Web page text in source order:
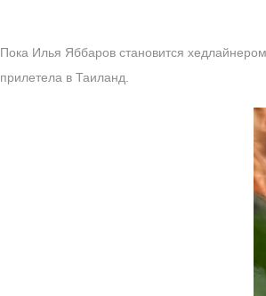
Пока Илья Яббаров становится
прилетела в Таиланд.